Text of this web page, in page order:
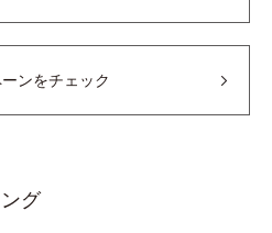
ンをチェック
グ